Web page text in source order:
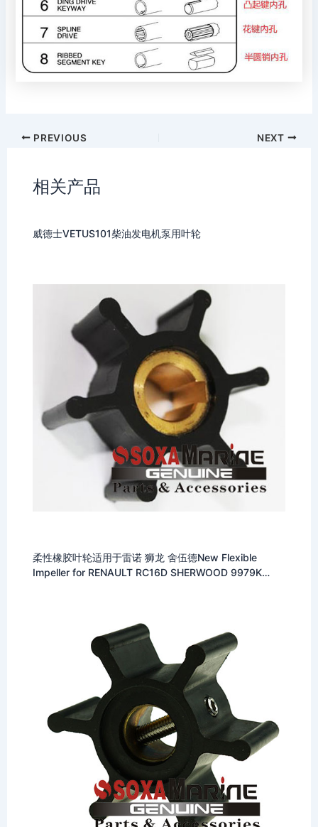
PREVIOUS NEXT
相关产品
威德士VETUS101柴油发电机泵用叶轮
柔性橡胶叶轮适用于雷诺 狮龙 舍伍德New Flexible
Impeller for RENAULT RC16D SHERWOOD 9979K